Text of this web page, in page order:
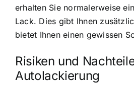
erhalten Sie normalerweise
Lack. Dies gibt Ihnen
bietet Ihnen einen gewissen
Risiken und
Autolackierung